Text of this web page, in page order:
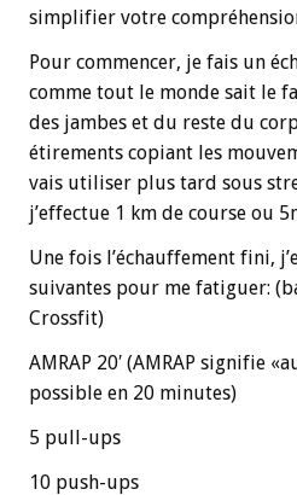
simplifier votre
Pour commencer, je fais un
comme tout le monde sait le
des jambes et du reste du
étirements copiant les
vais utiliser plus tard sous
j’effectue 1 km de course ou
Une fois l’échauffement fini,
suivantes pour me fatiguer:
Crossfit)
AMRAP 20′ (AMRAP signifie
possible en 20 minutes)
5 pull-ups
10 push-ups